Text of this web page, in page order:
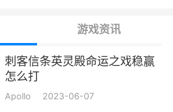
游戏资讯
刺客信条英灵殿命运之戏稳赢
怎么打
Apollo 2023-06-07